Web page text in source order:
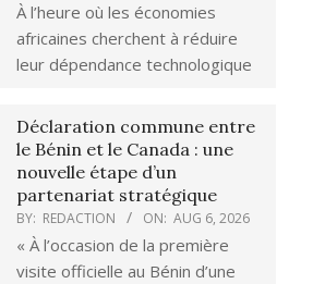
À l’heure où les économies
africaines cherchent à réduire
leur dépendance technologique
Déclaration commune entre
le Bénin et le Canada : une
nouvelle étape d’un
partenariat stratégique
BY: REDACTION ON: AUG 6, 2026
« À l’occasion de la première
visite officielle au Bénin d’une